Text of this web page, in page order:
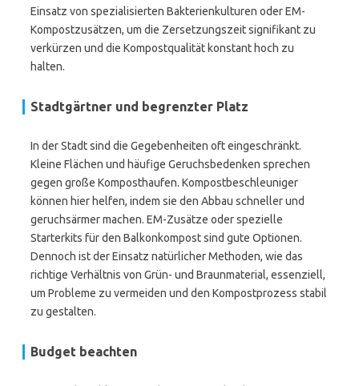
Einsatz von spezialisierten Bakterienkulturen oder EM-
Kompostzusätzen, um die Zersetzungszeit signifikant zu
verkürzen und die Kompostqualität konstant hoch zu
halten.
Stadtgärtner und begrenzter Platz
In der Stadt sind die Gegebenheiten oft eingeschränkt.
Kleine Flächen und häufige Geruchsbedenken sprechen
gegen große Komposthaufen. Kompostbeschleuniger
können hier helfen, indem sie den Abbau schneller und
geruchsärmer machen. EM-Zusätze oder spezielle
Starterkits für den Balkonkompost sind gute Optionen.
Dennoch ist der Einsatz natürlicher Methoden, wie das
richtige Verhältnis von Grün- und Braunmaterial, essenziell,
um Probleme zu vermeiden und den Kompostprozess stabil
zu gestalten.
Budget beachten